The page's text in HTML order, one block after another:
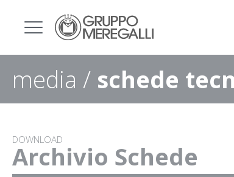
media / schede
DOWNLOAD
Archivio Schede